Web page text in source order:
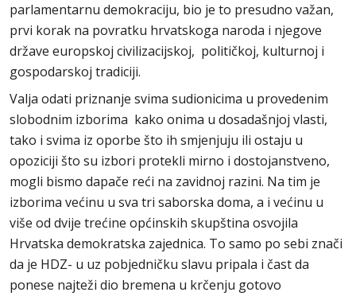
parlamentarnu demokraciju, bio je to presudno važan,
prvi korak na povratku hrvatskoga naroda i njegove
države europskoj civilizacijskoj, političkoj, kulturnoj i
gospodarskoj tradiciji.
Valja odati priznanje svima sudionicima u provedenim
slobodnim izborima kako onima u dosadašnjoj vlasti,
tako i svima iz oporbe što ih smjenjuju ili ostaju u
opoziciji što su izbori protekli mirno i dostojanstveno,
mogli bismo dapače reći na zavidnoj razini. Na tim je
izborima većinu u sva tri saborska doma, a i većinu u
više od dvije trećine općinskih skupština osvojila
Hrvatska demokratska zajednica. To samo po sebi znači
da je HDZ- u uz pobjedničku slavu pripala i čast da
ponese najteži dio bremena u krčenju gotovo